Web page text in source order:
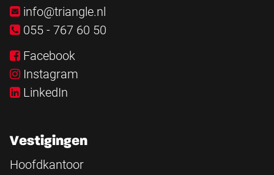
info@triangle.nl
055 - 767 60 50
Facebook
Instagram
LinkedIn
Vestigingen
Hoofdkantoor